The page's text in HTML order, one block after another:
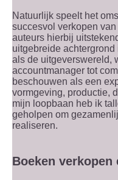
Natuurlijk speelt het
succesvol verkopen
auteurs hierbij
uitgebreide
als de uitgeverswereld,
accountmanager tot
beschouwen als een
vormgeving, productie,
mijn loopbaan heb ik
geholpen om
realiseren.
Boeken verkopen